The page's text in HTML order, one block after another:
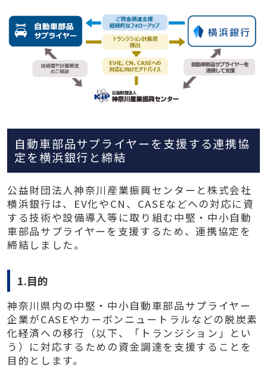
自動車部品サプライヤーを支援する連携協
定を横浜銀行と締結
公益財団法人神奈川産業振興センターと株式会社
横浜銀行は、EV化やCN、CASEなどへの対応に資
する技術や設備導入等に取り組む中堅・中小自動
車部品サプライヤーを支援するため、連携協定を
締結しました。
1.目的
神奈川県内の中堅・中小自動車部品サプライヤー
企業がCASEやカーボンニュートラルなどの脱炭素
化経済への移行（以下、「トランジション」とい
う）に対応するための資金調達を支援することを
目的とします。